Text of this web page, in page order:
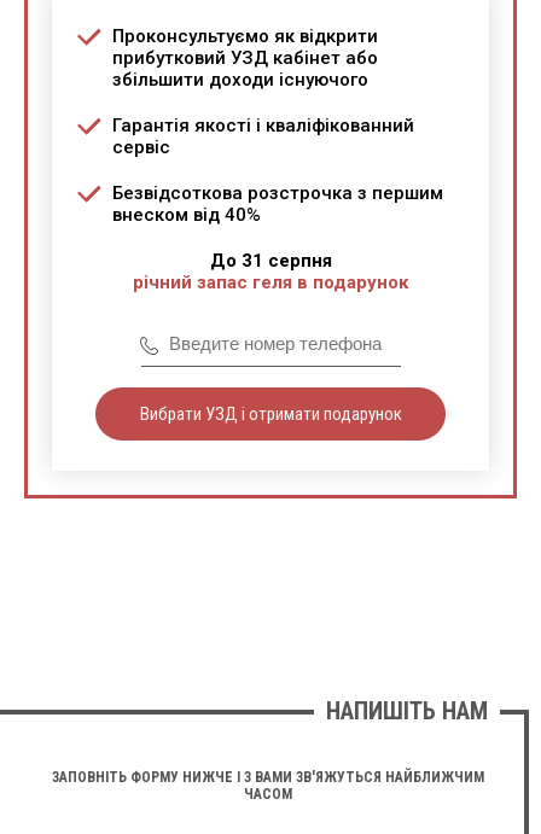
Проконсультуємо як відкрити
прибутковий УЗД кабінет або
збільшити доходи існуючого
Гарантія якості і кваліфікованний
сервіс
Безвідсоткова розстрочка з першим
внеском від 40%
До 31 серпня
річний запас геля в подарунок
Вибрати УЗД і отримати подарунок
НАПИШІТЬ НАМ
ЗАПОВНІТЬ ФОРМУ НИЖЧЕ І З ВАМИ ЗВ'ЯЖУТЬСЯ НАЙБЛИЖЧИМ
ЧАСОМ